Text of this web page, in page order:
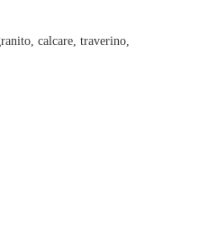
calcare, traverino,